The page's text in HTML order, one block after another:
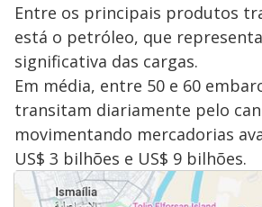
Entre os principais produtos
está o petróleo, que
significativa das cargas.
Em média, entre 50 e 60
transitam diariamente pelo
movimentando mercadorias
US$ 3 bilhões e US$ 9 bilhões.